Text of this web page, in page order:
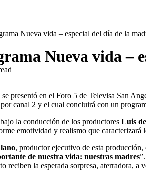
Nueva vida – especial del día de la
Nueva vida –
presentó en el Foro 5 de Televisa San
canal 2 y el cual concluirá con un
la conducción de los productores Luis
emotividad y realismo que
, productor ejecutivo de esta producción,
de nuestra vida: nuestras madres
reciben la esperada sorpresa, aterradora, a